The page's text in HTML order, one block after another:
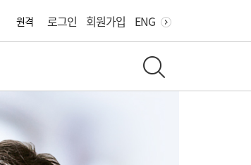
원격 로그인 회원가입 ENG